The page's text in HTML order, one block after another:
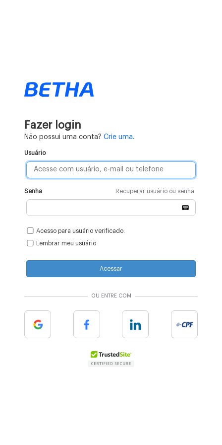
Fazer login
Não possui uma conta? Crie uma.
Usuário
Senha Recuperar usuário ou senha
Acesso para usuário verificado.
Lembrar meu usuário
Acessar
OU ENTRE COM